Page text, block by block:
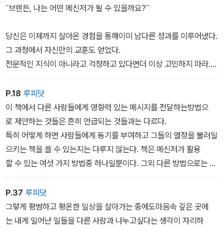
인가? 여기에 스스로 답을 해본 뒤, 다른 사람들에게 적절한 조언
가 될 수 있다.
˝브렌든, 나는 어떤 메신저가 될 수 있을까요?˝
당신은 이제까지 살아온 경험을 통해이미 남다른 성과를 이루어냈다.
그 과정에서 자신만의 교훈도 얻었다.
전문적인 지식이 아니라고 걱정하고 있다면더 이상 고민하지 마라.
성공한 메신저들도 처음에는 배우는 입장이었다.
당신도 지금부터 어떤 주제에 관한 연구를 시작하면메신저
가 될 수 있다.
자, 이제부터는 자신이 어떤 메시지를 가진 메신저가될 수 있는지
에 대해 알아볼 것이다.
P.18 루피닷
이 책에서 다른 사람들에게 영향력 있는 메시지를 전달하는방법으
로 제안하는 것들은 흔히 언급되는 것들과는 다르다.
특히 어떻게 하면 사람들에게 동기를 부여하고 그들의 열정을 불러일
으키는 책을 쓸 수 있는지는 다루지 않는다. 책은 메신저가 활용
할 수 있는 여섯 가지 방법중 하나일뿐이다. 그외 다른 방법으로는 강
연, 워크숍, 코칭, 컨설팅, 온라인 교육상품 및 프로그램 제공 등이 있
다. 이 모든 것들을 뛰어나게잘 다루지 않아도 당신은 메신저로 성공
할 수 있다. 이 책에서나는 바로 그 점, 즉 메시지를 전달하고 그 대가
를 받는 일이놀랄 만큼 간단하게 이뤄질 수 있음을 보여주려 한다.
P.37 루피닷
그렇게 평범하고 평온한 일상을 살아가는 중에도마음속 깊은 곳에
는 내게 일어난 일들을 다른 사람과 나누고싶다는 생각이 자리하